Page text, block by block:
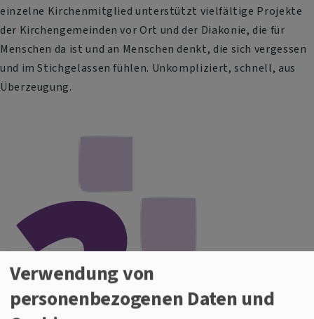
einzelne Kirchenmitglied unterstützt vielfältige Projekte
der Kirchengemeinden vor Ort und der Diakonie, die für
Menschen da ist und an Menschen denkt, die sich vergessen
und im Stichgelassen fühlen. Unkompliziert, schnell, aus
Überzeugung.
Verwendung von
personenbezogenen Daten und